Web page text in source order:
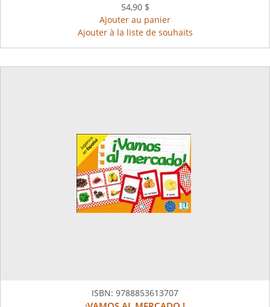
54,90 $
Ajouter au panier
Ajouter à la liste de souhaits
ISBN: 9788853613707